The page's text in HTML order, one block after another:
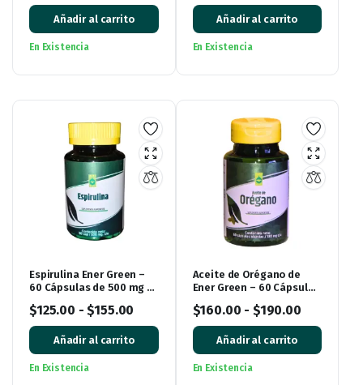
Añadir al carrito
En Existencia
Añadir al carrito
En Existencia
Espirulina Ener Green –
60 Cápsulas de 500 mg |
$125.00 - $155.00
Añadir al carrito
En Existencia
Aceite de Orégano de
Ener Green – 60 Cápsulas
$160.00 - $190.00
Añadir al carrito
En Existencia